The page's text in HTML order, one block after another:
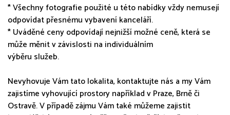
* Všechny fotografie použité u této nabídky vždy nemusejí
odpovídat přesnému vybavení kanceláří.
* Uváděné ceny odpovídají nejnižší možné ceně, která se
může měnit v závislosti na individuálním
výběru služeb.
Nevyhovuje Vám tato lokalita, kontaktujte nás a my Vám
zajistíme vyhovující prostory například v Praze, Brně či
Ostravě. V případě zájmu Vám také můžeme zajistit